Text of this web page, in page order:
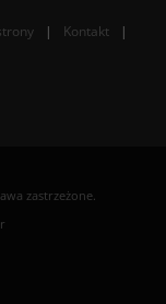
| Kontakt
|
zastrzeżone.